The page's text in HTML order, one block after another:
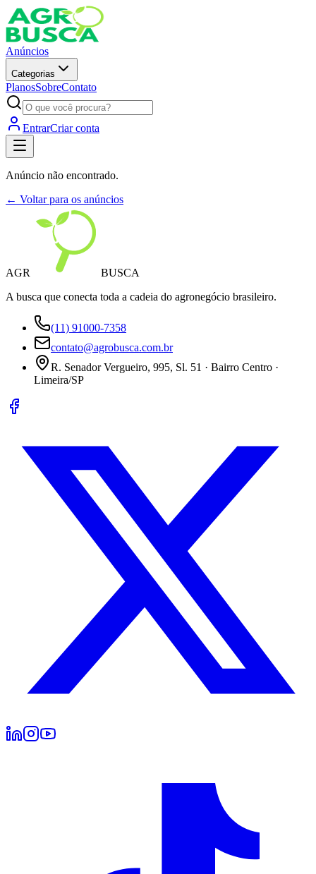
Anúncios
Categorias
PlanosSobreContato
EntrarCriar conta
Anúncio não encontrado.
← Voltar para os anúncios
AGR
BUSCA
A busca que conecta toda a cadeia do agronegócio brasileiro.
(11) 91000-7358
contato@agrobusca.com.br
R. Senador Vergueiro, 995, Sl. 51 · Bairro Centro ·
Limeira/SP